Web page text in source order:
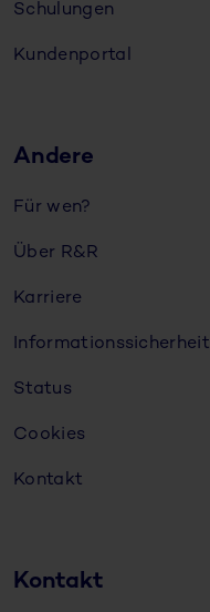
Schulungen
Kundenportal
Andere
Für wen?
Über R&R
Karriere
Informationssicherheit
Status
Cookies
Kontakt
Kontakt